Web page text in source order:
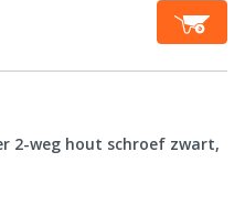
2-weg hout schroef zwart,